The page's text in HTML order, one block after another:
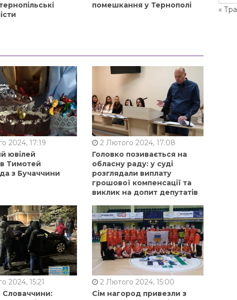
помешкання у Тернополі
2024, 17:19
ювілей
Тимотей
з Бучаччини
2 Лютого 2024, 17:08
Головко позивається на
обласну раду: у суді
розглядали виплату
грошової компенсації та
виклик на допит депутатів
2024, 15:21
Словаччини:
2 Лютого 2024, 15:00
Сім нагород привезли з
« Тра